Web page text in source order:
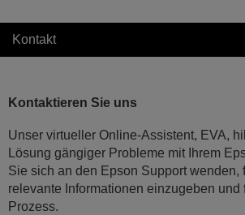
Kontakt
Kontaktieren Sie uns
Unser virtueller Online-Assistent, EVA,
Lösung gängiger Probleme mit Ihrem
Sie sich an den Epson Support wenden,
relevante Informationen einzugeben und
Prozess.